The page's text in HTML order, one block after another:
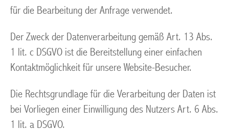
für die Bearbeitung der Anfrage verwendet.
Der Zweck der Datenverarbeitung gemäß Art. 13 Abs.
1 lit. c DSGVO ist die Bereitstellung einer einfachen
Kontaktmöglichkeit für unsere Website-Besucher.
Die Rechtsgrundlage für die Verarbeitung der Daten ist
bei Vorliegen einer Einwilligung des Nutzers Art. 6 Abs.
1 lit. a DSGVO.